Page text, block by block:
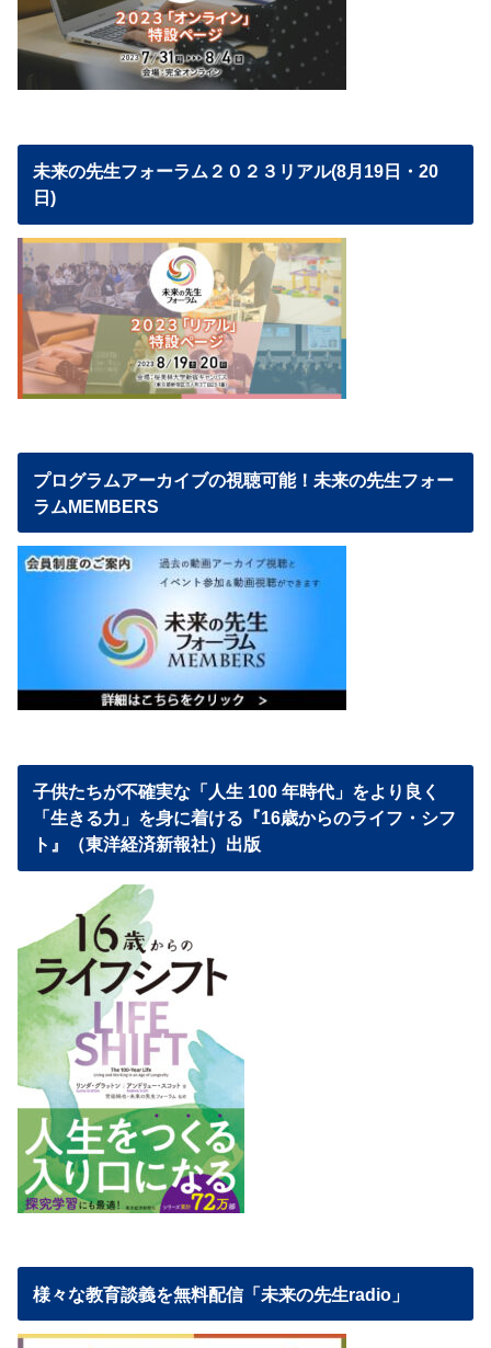
未来の先生フォーラム２０２３リアル(8月19日・20
日)
プログラムアーカイブの視聴可能！未来の先生フォー
ラムMEMBERS
子供たちが不確実な「人生 100 年時代」をより良く
「生きる力」を身に着ける『16歳からのライフ・シフ
ト』（東洋経済新報社）出版
様々な教育談義を無料配信「未来の先生radio」